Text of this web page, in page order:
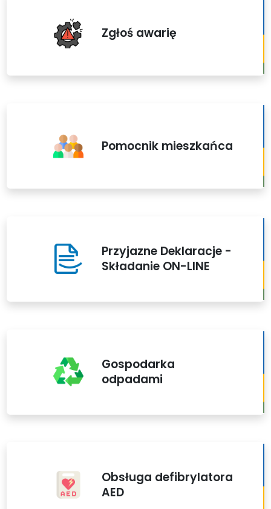
Zgłoś awarię
Pomocnik mieszkańca
Przyjazne Deklaracje -
Składanie ON-LINE
Gospodarka
odpadami
Obsługa defibrylatora
AED